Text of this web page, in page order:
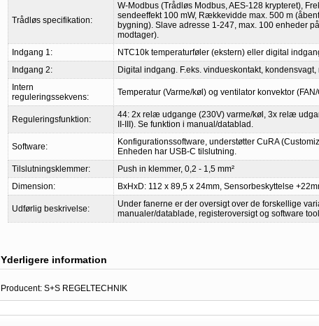
Trådløs specifikation:
W-Modbus (Trådløs Modbus, AES-128 krypteret),
sendeeffekt 100 mW, Rækkevidde max. 500 m
bygning). Slave adresse 1-247, max. 100 enheder
modtager).
Indgang 1:
NTC10k temperaturføler (ekstern) eller digital
Indgang 2:
Digital indgang. F.eks. vindueskontakt, kondensvagt,
Intern
reguleringssekvens:
Temperatur (Varme/køl) og ventilator konvektor
Reguleringsfunktion:
44: 2x relæ udgange (230V) varme/køl, 3x relæ
II-III). Se funktion i manual/datablad.
Software:
Konfigurationssoftware, understøtter CuRA
Enheden har USB-C tilslutning.
Tilslutningsklemmer:
Push in klemmer, 0,2 - 1,5 mm²
Dimension:
BxHxD: 112 x 89,5 x 24mm, Sensorbeskyttelse
Udførlig beskrivelse:
Under fanerne er der oversigt over de forskellige
manualer/datablade, registeroversigt og software
Yderligere information
Producent: S+S REGELTECHNIK